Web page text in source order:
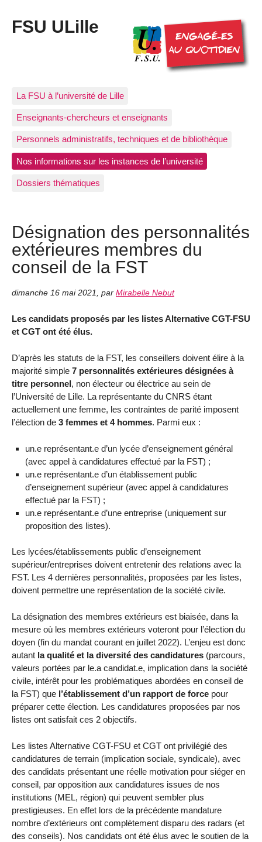
FSU ULille
La FSU à l’université de Lille
Enseignants-chercheurs et enseignants
Personnels administratifs, techniques et de bibliothèque
Nos informations sur les instances de l’université
Dossiers thématiques
Désignation des personnalités
extérieures membres du
conseil de la FST
dimanche 16 mai 2021, par Mirabelle Nebut
Les candidats proposés par les listes Alternative CGT-FSU
et CGT ont été élus.
D’après les statuts de la FST, les conseillers doivent élire à la
majorité simple 7 personnalités extérieures désignées à
titre personnel, non électeur ou électrice au sein de
l’Université de Lille. La représentante du CNRS étant
actuellement une femme, les contraintes de parité imposent
l’élection de 3 femmes et 4 hommes. Parmi eux :
un.e représentant.e d’un lycée d’enseignement général
(avec appel à candidatures effectué par la FST) ;
un.e représentant.e d’un établissement public
d’enseignement supérieur (avec appel à candidatures
effectué par la FST) ;
un.e représentant.e d’une entreprise (uniquement sur
proposition des listes).
Les lycées/établissements public d’enseignement
supérieur/entreprises doivent entretenir des relations avec la
FST. Les 4 dernières personnalités, proposées par les listes,
doivent permettre une représentation de la société civile.
La désignation des membres extérieurs est biaisée, dans la
mesure où les membres extérieurs voteront pour l’élection du
doyen (fin du mandat courant en juillet 2022). L’enjeu est donc
autant la qualité et la diversité des candidatures (parcours,
valeurs portées par le.a candidat.e, implication dans la société
civile, intérêt pour les problématiques abordées en conseil de
la FST) que l’établissement d’un rapport de force pour
préparer cette élection. Les candidatures proposées par nos
listes ont satisfait ces 2 objectifs.
Les listes Alternative CGT-FSU et CGT ont privilégié des
candidatures de terrain (implication sociale, syndicale), avec
des candidats présentant une réelle motivation pour siéger en
conseil, par opposition aux candidatures issues de nos
institutions (MEL, région) qui peuvent sembler plus
prestigieuses. En effet lors de la précédente mandature
nombre d’extérieurs ont complètement disparu des radars (et
des conseils). Nos candidats ont été élus avec le soutien de la